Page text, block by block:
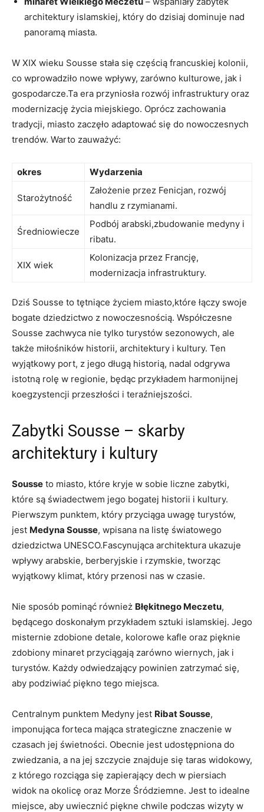
architektury islamskiej, który do dzisiaj dominuje nad
panoramą miasta.
W XIX wieku Sousse⁣ stała ‍się częścią francuskiej kolonii,
co wprowadziło nowe wpływy, zarówno kulturowe, jak i
gospodarcze.Ta​ era ‍przyniosła ​rozwój infrastruktury oraz
modernizację życia miejskiego. Oprócz zachowania
tradycji, miasto⁣ zaczęło adaptować się ⁣do nowoczesnych
trendów.⁢ Warto zauważyć:
okres Wydarzenia
Starożytność
Założenie przez Fenicjan, rozwój
handlu z rzymianami.
Średniowiecze
Podbój arabski,zbudowanie medyny i
ribatu.
XIX wiek
Kolonizacja przez Francję,
modernizacja infrastruktury.
Dziś Sousse to tętniące życiem miasto,które łączy swoje
bogate dziedzictwo z nowoczesnością. Współczesne
Sousse zachwyca nie tylko turystów sezonowych, ale
także miłośników historii, ‌architektury i kultury.⁣ Ten
wyjątkowy ‍port, z jego długą ​historią, ​nadal odgrywa
istotną rolę w regionie, będąc przykładem harmonijnej
koegzystencji przeszłości i ⁣teraźniejszości.
Zabytki Sousse – skarby⁤
architektury‍ i kultury
Sousse to miasto, które kryje w sobie liczne zabytki,⁢
które ​są świadectwem jego bogatej historii i kultury.
Pierwszym punktem, który przyciąga‌ uwagę turystów,
jest Medyna Sousse,⁢ wpisana na listę światowego
dziedzictwa UNESCO.Fascynująca architektura ‌ukazuje
wpływy arabskie, berberyjskie i rzymskie, tworząc
wyjątkowy klimat, który przenosi​ nas w czasie.
Nie sposób pominąć również Błękitnego Meczetu,
będącego doskonałym przykładem sztuki islamskiej. Jego
⁢misternie zdobione‌ detale, kolorowe kafle⁣ oraz pięknie
zdobiony minaret przyciągają zarówno wiernych, jak ​i
turystów. Każdy odwiedzający⁣ powinien zatrzymać się,
aby ⁣podziwiać ⁤piękno tego miejsca.
Centralnym punktem Medyny jest Ribat Sousse,
imponująca forteca mająca strategiczne znaczenie w
czasach jej świetności. Obecnie jest​ udostępniona do
zwiedzania, a na jej ‍szczycie znajduje się taras widokowy,
z którego rozciąga się zapierający ​dech w piersiach
widok na okolicę oraz Morze Śródziemne. Jest to idealne
miejsce, aby⁢ uwiecznić ‌piękne​ chwile ⁢podczas ‍wizyty w